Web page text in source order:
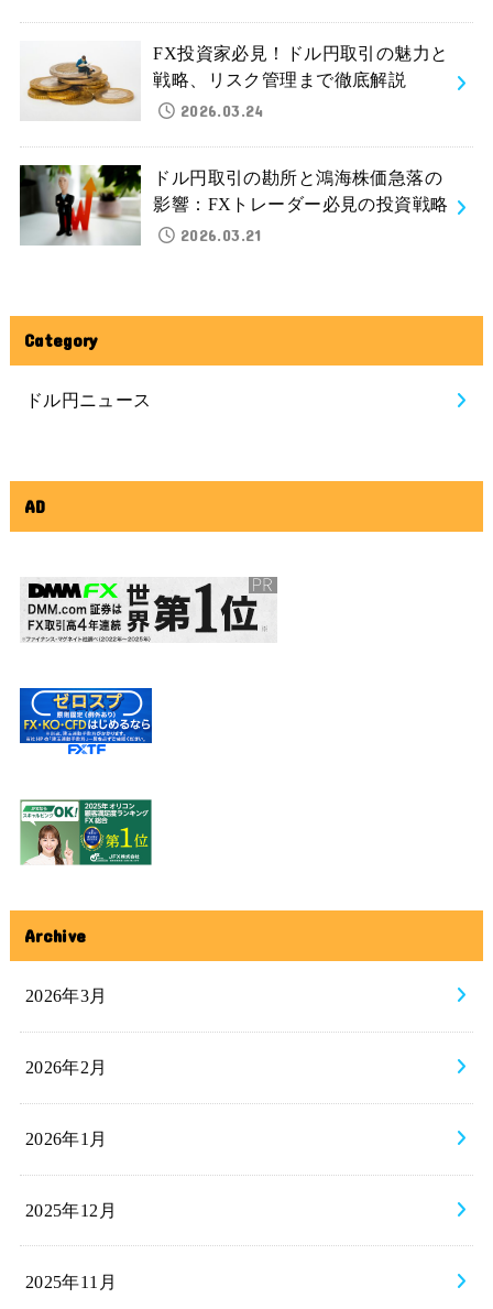
FX投資家必見！ドル円取引の魅力と
戦略、リスク管理まで徹底解説
2026.03.24
ドル円取引の勘所と鴻海株価急落の
影響：FXトレーダー必見の投資戦略
2026.03.21
Category
ドル円ニュース
AD
Archive
2026年3月
2026年2月
2026年1月
2025年12月
2025年11月